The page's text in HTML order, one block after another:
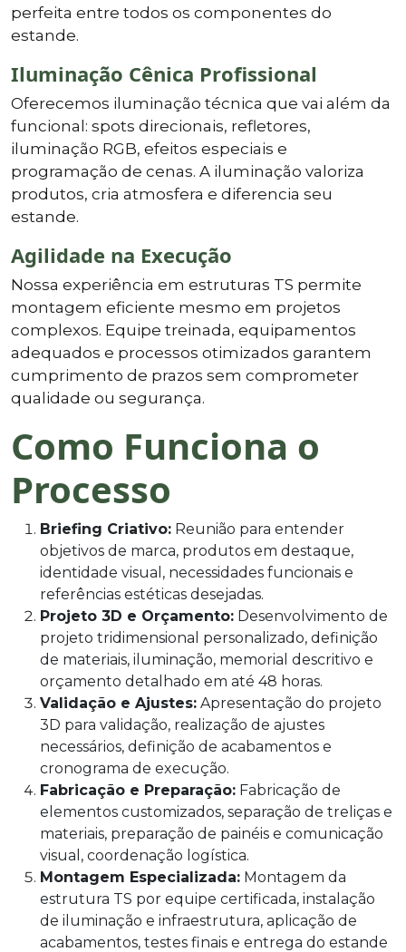
perfeita entre todos os componentes do
estande.
Iluminação Cênica Profissional
Oferecemos iluminação técnica que vai além da
funcional: spots direcionais, refletores,
iluminação RGB, efeitos especiais e
programação de cenas. A iluminação valoriza
produtos, cria atmosfera e diferencia seu
estande.
Agilidade na Execução
Nossa experiência em estruturas TS permite
montagem eficiente mesmo em projetos
complexos. Equipe treinada, equipamentos
adequados e processos otimizados garantem
cumprimento de prazos sem comprometer
qualidade ou segurança.
Como Funciona o
Processo
Briefing Criativo: Reunião para entender
objetivos de marca, produtos em destaque,
identidade visual, necessidades funcionais e
referências estéticas desejadas.
Projeto 3D e Orçamento: Desenvolvimento de
projeto tridimensional personalizado, definição
de materiais, iluminação, memorial descritivo e
orçamento detalhado em até 48 horas.
Validação e Ajustes: Apresentação do projeto
3D para validação, realização de ajustes
necessários, definição de acabamentos e
cronograma de execução.
Fabricação e Preparação: Fabricação de
elementos customizados, separação de treliças e
materiais, preparação de painéis e comunicação
visual, coordenação logística.
Montagem Especializada: Montagem da
estrutura TS por equipe certificada, instalação
de iluminação e infraestrutura, aplicação de
acabamentos, testes finais e entrega do estande